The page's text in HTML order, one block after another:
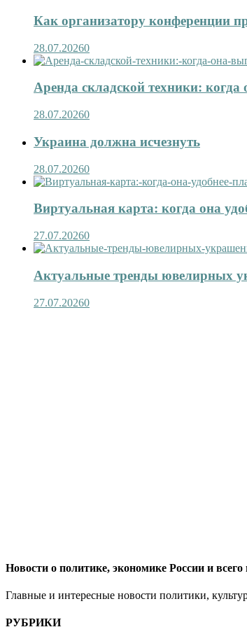
Как организатору конференции
28.07.20260
Аренда складской техники:
28.07.20260
Украина должна исчезнуть
28.07.20260
Виртуальная карта: когда она
27.07.20260
Актуальные тренды ювелирных
27.07.20260
Новости о политике, экономике России и всего
Главные и интересные новости политики,
РУБРИКИ